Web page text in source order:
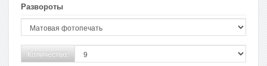
Развороты
Количество: